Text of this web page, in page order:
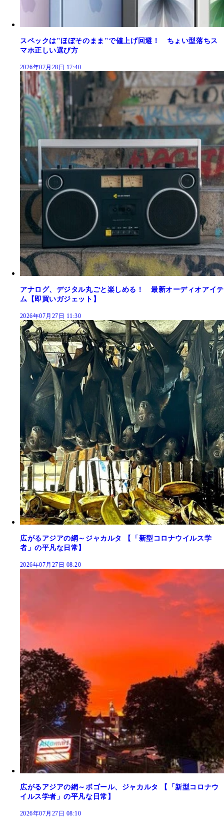
スペックは"ほぼそのまま"で値上げ回避！ ちょい型落ちス
マホ正しい選び方
2026年07月28日 17:40
アナログ、デジタル丸ごと楽しめる！ 最新オーディオアイテ
ム【即買いガジェット】
2026年07月27日 11:30
広がるアジアの網～ジャカルタ 【「新型コロナウイルス学
者」の平凡な日常】
2026年07月27日 08:20
広がるアジアの網～ボゴール、ジャカルタ 【「新型コロナウ
イルス学者」の平凡な日常】
2026年07月27日 08:10